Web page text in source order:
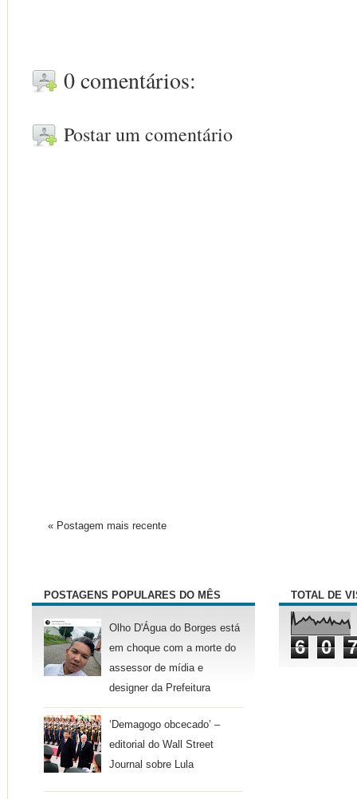
0 comentários:
Postar um comentário
« Postagem mais recente
POSTAGENS POPULARES DO MÊS
Olho D'Água do Borges está
em choque com a morte do
assessor de mídia e
designer da Prefeitura
‘Demagogo obcecado’ –
editorial do Wall Street
Journal sobre Lula
TOTAL DE
6 0 7